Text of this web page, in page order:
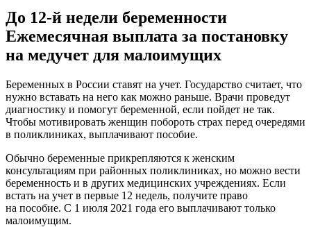
До 12-й недели беременности
Ежемесячная выплата за постановку
на медучет для малоимущих
Беременных в России ставят на учет. Государство считает, что
нужно вставать на него как можно раньше. Врачи проведут
диагностику и помогут беременной, если пойдет не так.
Чтобы мотивировать женщин побороть страх перед очередями
в поликлиниках, выплачивают пособие.
Обычно беременные прикрепляются к женским
консультациям при районных поликлиниках, но можно вести
беременность и в других медицинских учреждениях. Если
встать на учет в первые 12 недель, получите право
на пособие. С 1 июля 2021 года его выплачивают только
малоимущим.